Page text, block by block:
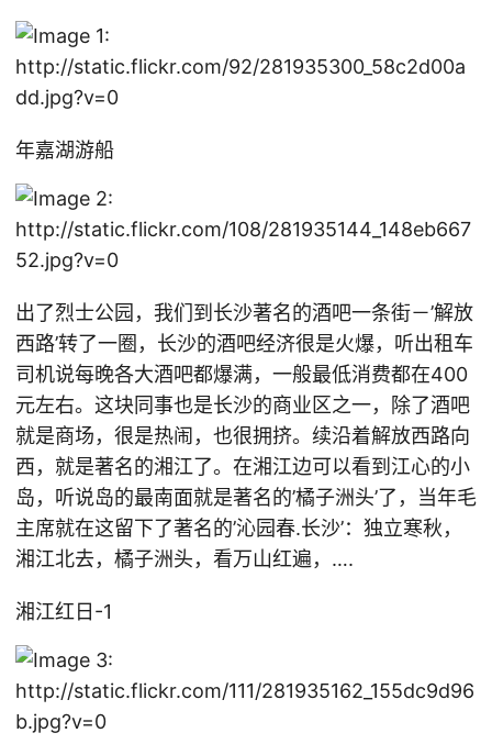
年嘉湖游船
出了烈士公园，我们到长沙著名的酒吧一条街－’解放
西路’转了一圈，长沙的酒吧经济很是火爆，听出租车
司机说每晚各大酒吧都爆满，一般最低消费都在400
元左右。这块同事也是长沙的商业区之一，除了酒吧
就是商场，很是热闹，也很拥挤。续沿着解放西路向
西，就是著名的湘江了。在湘江边可以看到江心的小
岛，听说岛的最南面就是著名的’橘子洲头’了，当年毛
主席就在这留下了著名的’沁园春.长沙’：独立寒秋，
湘江北去，橘子洲头，看万山红遍，….
湘江红日-1